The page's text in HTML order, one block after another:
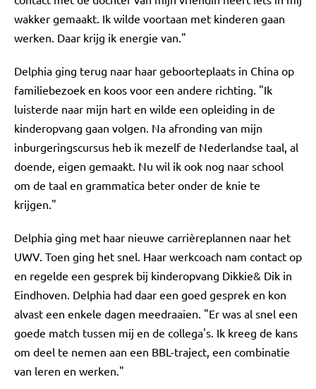
wakker gemaakt. Ik wilde voortaan met kinderen gaan
werken. Daar krijg ik energie van."
Delphia ging terug naar haar geboorteplaats in China op
familiebezoek en koos voor een andere richting. "Ik
luisterde naar mijn hart en wilde een opleiding in de
kinderopvang gaan volgen. Na afronding van mijn
inburgeringscursus heb ik mezelf de Nederlandse taal, al
doende, eigen gemaakt. Nu wil ik ook nog naar school
om de taal en grammatica beter onder de knie te
krijgen."
Delphia ging met haar nieuwe carrièreplannen naar het
UWV. Toen ging het snel. Haar werkcoach nam contact op
en regelde een gesprek bij kinderopvang Dikkie& Dik in
Eindhoven. Delphia had daar een goed gesprek en kon
alvast een enkele dagen meedraaien. "Er was al snel een
goede match tussen mij en de collega's. Ik kreeg de kans
om deel te nemen aan een BBL-traject, een combinatie
van leren en werken."